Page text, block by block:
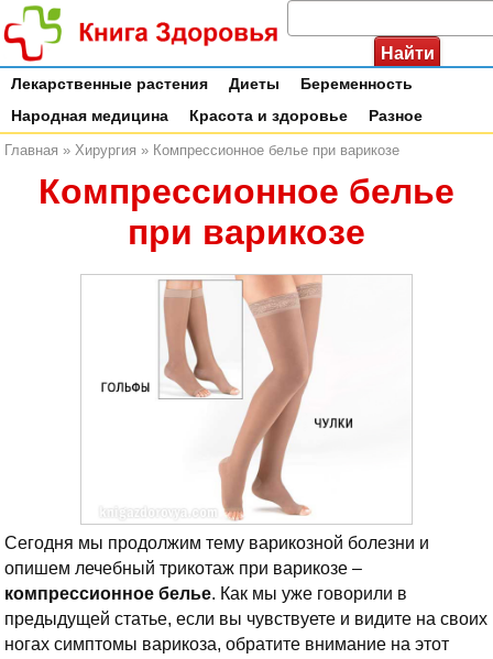
Лекарственные растения Диеты
Беременность
Народная медицина
Красота и здоровье Разное
Главная » Хирургия » Компрессионное белье при варикозе
Компрессионное белье
при варикозе
Сегодня мы продолжим тему варикозной болезни и
опишем лечебный трикотаж при варикозе –
компрессионное белье. Как мы уже говорили в
предыдущей статье, если вы чувствуете и видите на своих
ногах симптомы варикоза, обратите внимание на этот